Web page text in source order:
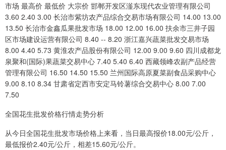
市场 最高价 最低价 大宗价 邯郸开发区滏东现代农业管理有限公司
3.60 2.40 3.00 长治市紫坊农产品综合交易市场有限公司 14.00 13.00
13.50 长治市金鑫瓜果批发市场 18.00 12.00 16.00 扶余市三井子园
区市场建设运营有限公司 8.40 -- 8.20 浙江嘉兴蔬菜批发交易市场
8.00 4.40 5.73 黄淮农产品股份有限公司 12.00 9.00 9.60 四川成都龙
泉聚和(国际)果蔬菜交易中心 7.40 5.40 6.40 西藏领峰农副产品经营
管理有限公司 16.50 14.50 15.50 兰州国际高原夏菜副食品采购中心
9.00 8.10 8.34 甘肃省定西市安定马铃薯综合交易中心 8.00 7.00
7.50
全国花生批发价格行情走势分析
从今日全国花生批发市场价格上来看，当日最高报价18.00元/公斤，
最低报价2.40元/公斤，相差15.60元/公斤。